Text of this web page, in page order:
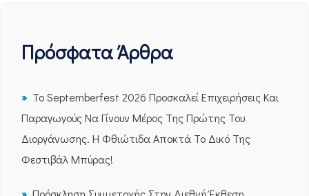
Πρόσφατα Άρθρα
Το Septemberfest 2026 Προσκαλεί Επιχειρήσεις Και
Παραγωγούς Να Γίνουν Μέρος Της Πρώτης Του
Διοργάνωσης. Η Φθιώτιδα Αποκτά Το Δικό Της
Φεστιβάλ Μπύρας!